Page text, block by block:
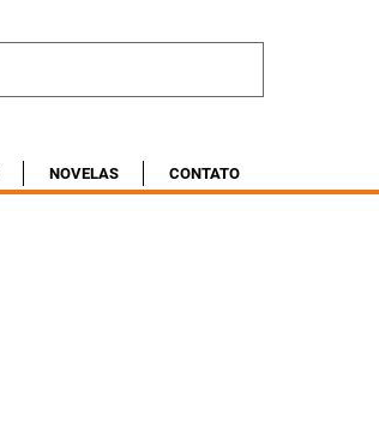
NOVELAS CONTATO